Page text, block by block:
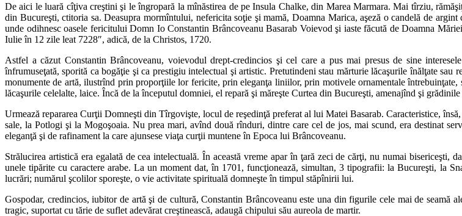
De aici le luară cîţiva creştini şi le îngropară la mînăstirea de pe Insula Chalke, din Marea Marmara. Mai tîrziu,
din Bucureşti, ctitoria sa. Deasupra mormîntului, nefericita soţie şi mamă, Doamna Marica, aşeză o candelă de
unde odihnesc oasele fericitului Domn Io Constantin Brâncoveanu Basarab Voievod şi iaste făcută de Doamna
Iulie în 12 zile leat 7228″, adică, de la Christos, 1720.
Astfel a căzut Constantin Brâncoveanu, voievodul drept-credincios şi cel care a pus mai presus de sine
înfrumuseţată, sporită ca bogăţie şi ca prestigiu intelectual şi artistic. Pretutindeni stau mărturie lăcaşurile înălţate
monumente de artă, ilustrînd prin proporţiile lor fericite, prin eleganţa liniilor, prin motivele ornamentale
lăcaşurile celelalte, laice. Încă de la începutul domniei, el repară şi măreşte Curtea din Bucureşti, amenajînd şi
Urmează repararea Curţii Domneşti din Tîrgovişte, locul de reşedinţă preferat al lui Matei Basarab. Caracteristice,
sale, la Potlogi şi la Mogoşoaia. Nu prea mari, avînd două rînduri, dintre care cel de jos, mai scund, era destinat
eleganţă şi de rafinament la care ajunsese viaţa curţii muntene în Epoca lui Brâncoveanu.
Strălucirea artistică era egalată de cea intelectuală. În această vreme apar în ţară zeci de cărţi, nu numai
unele tipărite cu caractere arabe. La un moment dat, în 1701, funcţionează, simultan, 3 tipografii: la Bucureşti, la
lucrări; numărul şcolilor sporeşte, o vie activitate spirituală domneşte în timpul stăpînirii lui.
Gospodar, credincios, iubitor de artă şi de cultură, Constantin Brâncoveanu este una din figurile cele mai de seamă
tragic, suportat cu tărie de suflet adevărat creştinească, adaugă chipului său aureola de martir.